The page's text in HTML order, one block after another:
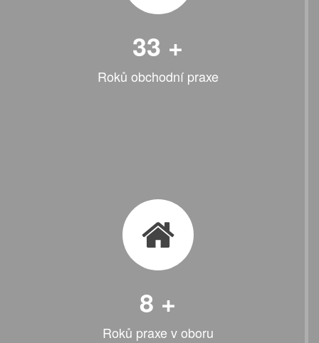
33 +
Roků obchodní praxe
8 +
Roků praxe v oboru